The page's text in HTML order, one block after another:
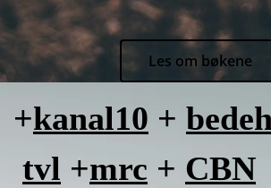
Les om bøkene
+kanal10 +
tvl +mrc + CBN